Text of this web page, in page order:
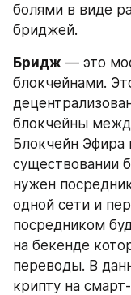
болями в виде
бриджей.
Бридж — это
блокчейнами.
блокчейны
Блокчейн Эфира
существовании
нужен
одной сети и
посредником
на бекенде
переводы. В
крипту на